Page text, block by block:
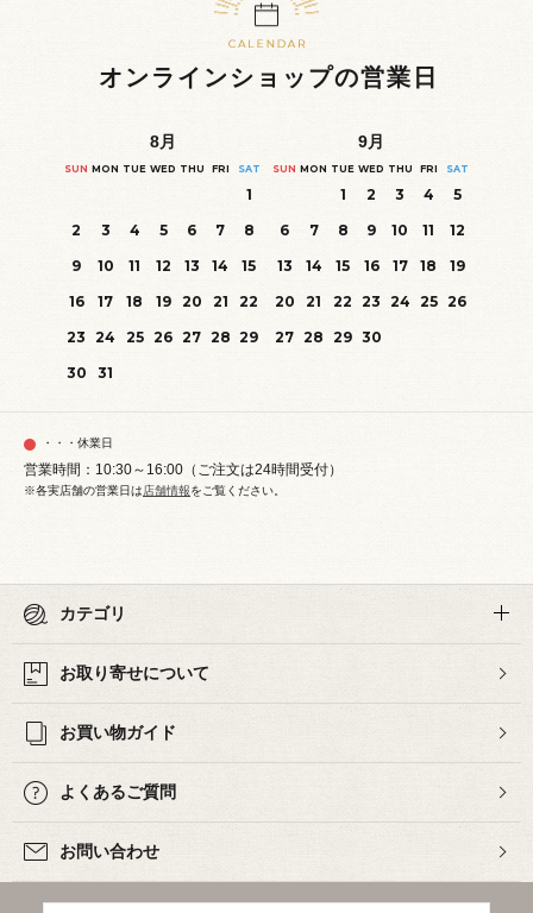
オンラインショップの営業日
8月
SUN MON TUE WED THU FRI SAT
1
2
3 4 5 6 7
8
9
10 11 12 13 14
15
16
17 18 19 20 21
22
23 24 25 26 27 28 29
30
31
9月
SUN MON TUE WED THU FRI SAT
1 2 3 4
5
6
7 8 9 10 11
12
13
14 15 16 17 18
19
20
21 22 23 24 25 26
27 28 29 30
・・・休業日
営業時間：10:30～16:00（ご注文は24時間受付）
※各実店舗の営業日は店舗情報をご覧ください。
カテゴリ
お取り寄せについて
お買い物ガイド
よくあるご質問
お問い合わせ